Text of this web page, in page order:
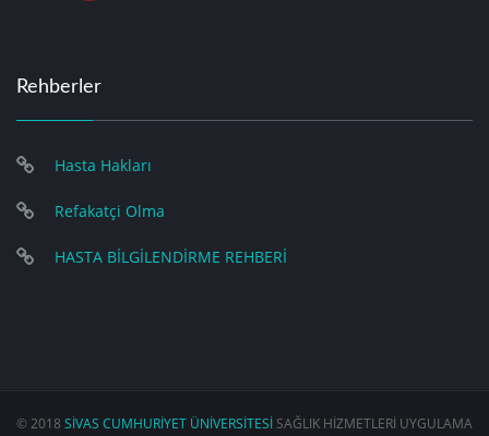
Rehberler
Hasta Hakları
Refakatçi Olma
HASTA BİLGİLENDİRME REHBERİ
© 2018 SİVAS CUMHURİYET ÜNİVERSİTESİ SAĞLIK HİZMETLERİ UYGULAMA